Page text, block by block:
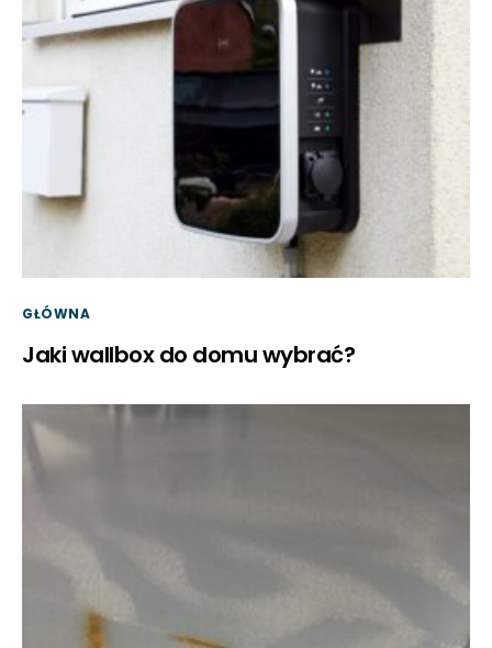
GŁÓWNA
Jaki wallbox do domu wybrać?